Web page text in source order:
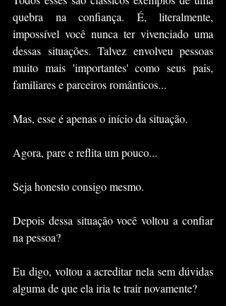
quebra na confiança. É, literalmente,
impossível você nunca ter vivenciado uma
dessas situações. Talvez envolveu pessoas
muito mais 'importantes' como seus pais,
familiares e parceiros românticos...
Mas, esse é apenas o início da situação.
Agora, pare e reflita um pouco...
Seja honesto consigo mesmo.
Depois dessa situação você voltou a confiar
na pessoa?
Eu digo, voltou a acreditar nela sem dúvidas
alguma de que ela iria te trair novamente?